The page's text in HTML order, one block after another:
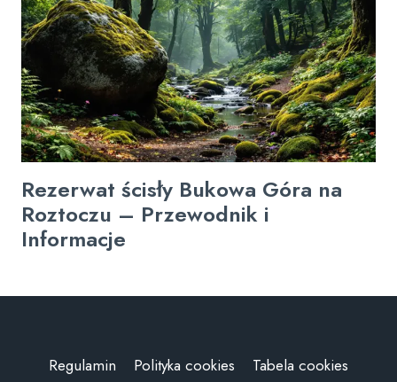
Rezerwat ścisły Bukowa Góra na
Roztoczu – Przewodnik i
Informacje
Regulamin Polityka cookies Tabela cookies